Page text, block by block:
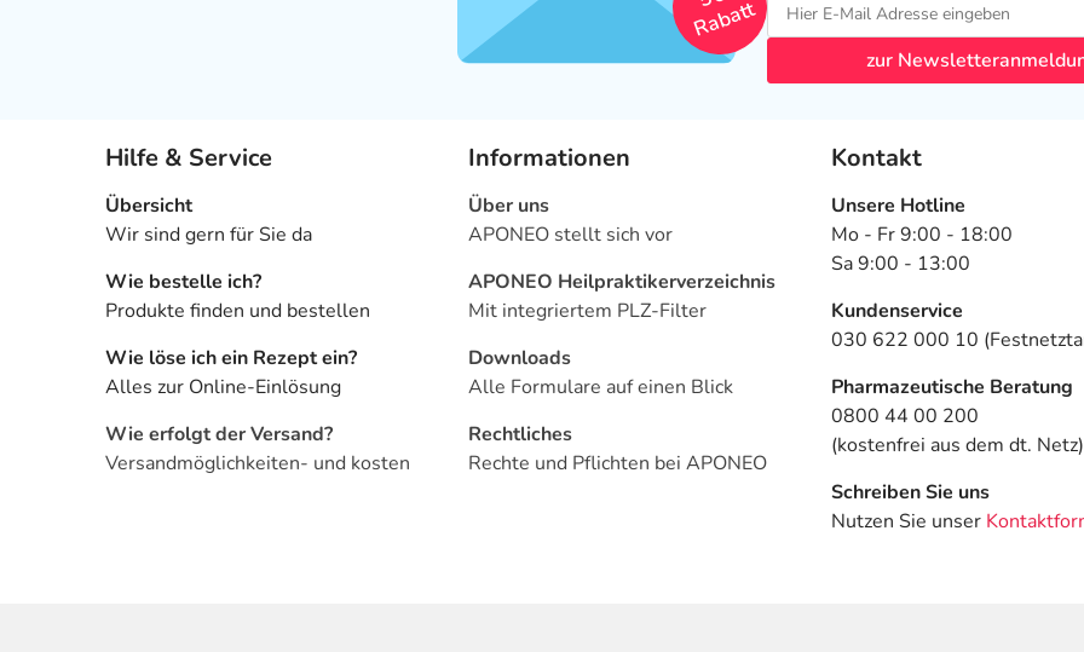
Rabatt
zur
Hilfe & Service
Übersicht
Wir sind gern für Sie da
Wie bestelle ich?
Produkte finden und bestellen
Wie löse ich ein Rezept ein?
Alles zur Online-Einlösung
Wie erfolgt der Versand?
Versandmöglichkeiten- und kosten
Informationen
Über uns
APONEO stellt sich vor
APONEO Heilpraktikerverzeichnis
Mit integriertem PLZ-Filter
Downloads
Alle Formulare auf einen Blick
Rechtliches
Rechte und Pflichten bei APONEO
Kontakt
Unsere Hotline
Mo - Fr 9:00 - 18:00
Sa 9:00 - 13:00
Kundenservice
030 622 000 10
Pharmazeutische Beratung
0800 44 00 200
(kostenfrei aus dem dt. Netz)
Schreiben Sie uns
Nutzen Sie unser